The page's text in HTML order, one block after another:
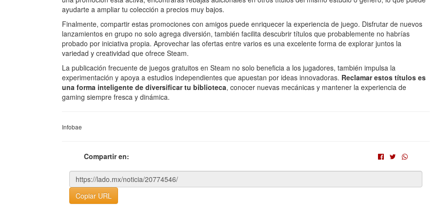
ayudarte a ampliar tu colección a precios muy bajos.
Finalmente, compartir estas promociones con amigos puede enriquecer la experiencia de juego. Disfrutar de nuevos
lanzamientos en grupo no solo agrega diversión, también facilita descubrir títulos que probablemente no habrías
probado por iniciativa propia. Aprovechar las ofertas entre varios es una excelente forma de explorar juntos la
variedad y creatividad que ofrece Steam.
La publicación frecuente de juegos gratuitos en Steam no solo beneficia a los jugadores, también impulsa la
experimentación y apoya a estudios independientes que apuestan por ideas innovadoras. Reclamar estos títulos es
una forma inteligente de diversificar tu biblioteca, conocer nuevas mecánicas y mantener la experiencia de
gaming siempre fresca y dinámica.
Infobae
Compartir en:
Copiar URL